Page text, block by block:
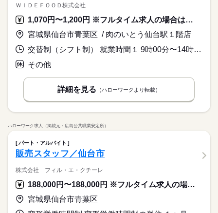
ＷＩＤＥＦＯＯＤ株式会社
1,070円〜1,200円 ※フルタイム求人の場合は月額（換算額）、パート求人の場合は時間額を表示しています。
宮城県仙台市青葉区 / 肉のいとう仙台駅１階店
交替制（シフト制） 就業時間１ 9時00分〜14時00分 就業時間２ 7時30分〜12時00分 就業時間３ 16時00分〜21時00分 又は 7時00分〜21時00分の時間の間の5時間程度 就業時間に関する特記事項 ●１日４時間～
その他
詳細を見る （ハローワークより転載）
ハローワーク求人（掲載元：広島公共職業安定所）
パート・アルバイト
販売スタッフ／仙台市
株式会社 フィル・エ・クチーレ
188,000円〜188,000円 ※フルタイム求人の場合は月額（換算額）、パート求人の場合は時間額を表示しています。
宮城県仙台市青葉区